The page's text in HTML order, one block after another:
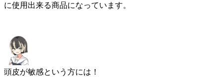
に使用出来る商品になっています。
頭皮が敏感という方には！